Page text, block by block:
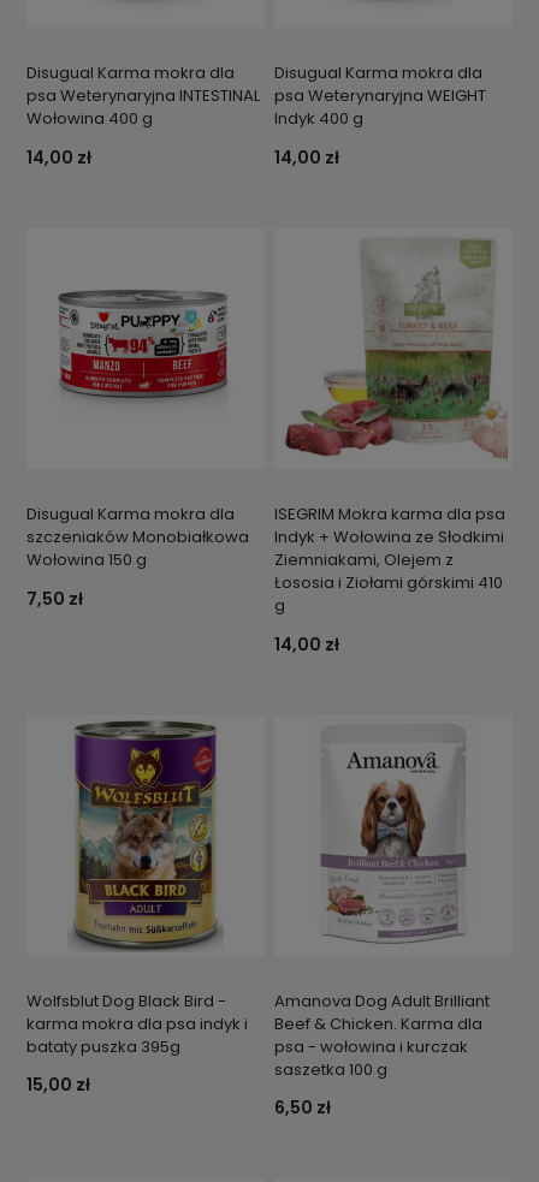
Disugual Karma mokra dla
psa Weterynaryjna INTESTINAL
Wołowina 400 g
14,00 zł
Disugual Karma mokra dla
psa Weterynaryjna WEIGHT
Indyk 400 g
14,00 zł
Disugual Karma mokra dla
szczeniaków Monobiałkowa
Wołowina 150 g
7,50 zł
ISEGRIM Mokra karma dla psa
Indyk + Wołowina ze Słodkimi
Ziemniakami, Olejem z
Łososia i Ziołami górskimi 410
g
14,00 zł
Wolfsblut Dog Black Bird -
karma mokra dla psa indyk i
bataty puszka 395g
15,00 zł
Amanova Dog Adult Brilliant
Beef & Chicken. Karma dla
psa - wołowina i kurczak
saszetka 100 g
6,50 zł